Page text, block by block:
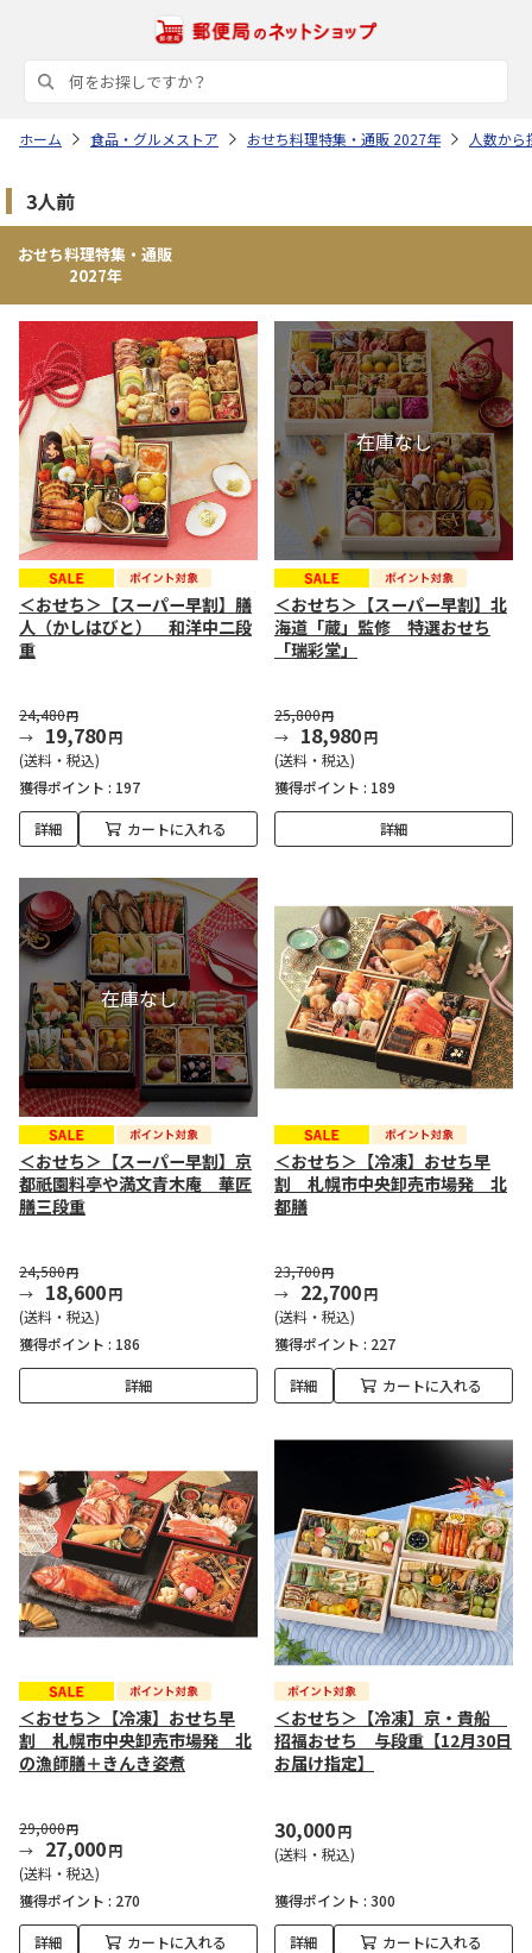
ホーム 食品・グルメストア おせち料理特集・通販 2027年 人数から
3人前
おせち料理特集・通販
2027年
＜おせち＞【スーパー早割】膳
人（かしはびと） 和洋中二段
重
24,480円
19,780円
(送料・税込)
獲得ポイント : 197
詳細 カートに入れる
＜おせち＞【スーパー早割】北
海道「蔵」監修 特選おせち
「瑞彩堂」
25,800円
18,980円
(送料・税込)
獲得ポイント : 189
詳細
＜おせち＞【スーパー早割】京
都祇園料亭や満文青木庵 華匠
膳三段重
24,580円
18,600円
(送料・税込)
獲得ポイント : 186
詳細
＜おせち＞【冷凍】おせち早
割 札幌市中央卸売市場発 北
都膳
23,700円
22,700円
(送料・税込)
獲得ポイント : 227
詳細 カートに入れる
＜おせち＞【冷凍】おせち早
割 札幌市中央卸売市場発 北
の漁師膳＋きんき姿煮
29,000円
27,000円
(送料・税込)
獲得ポイント : 270
詳細 カートに入れる
＜おせち＞【冷凍】京・貴船
招福おせち 与段重【12月30日
お届け指定】
30,000円
(送料・税込)
獲得ポイント : 300
詳細 カートに入れる